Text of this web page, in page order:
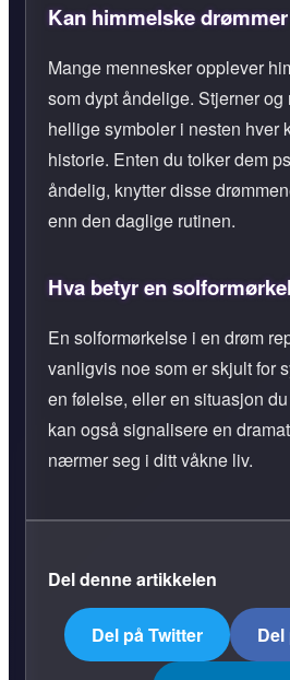
Kan himmelske
Mange mennesker opplever
som dypt åndelige. Stjerner
hellige symboler i nesten hver
historie. Enten du tolker dem
åndelig, knytter disse
enn den daglige rutinen.
Hva betyr en
En solformørkelse i en drøm
vanligvis noe som er skjult for
en følelse, eller en situasjon
kan også signalisere en
nærmer seg i ditt våkne liv.
Del denne artikkelen
Del på Twitter